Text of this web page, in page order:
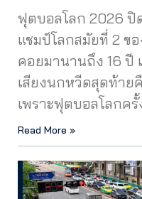
ฟุตบอลโลก 2026 ปิ
แชมป์โลกสมัยที่ 2 ข
คอยมานานถึง 16 ปี
เสียงนกหวีดสุดท้าย
เพราะฟุตบอลโลกค
Read More »